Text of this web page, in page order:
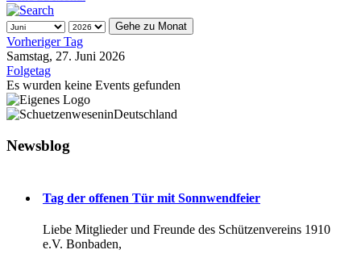
Gehe zu Monat
Vorheriger Tag
Samstag, 27. Juni 2026
Folgetag
Es wurden keine Events gefunden
Newsblog
Tag der offenen Tür mit Sonnwendfeier
Liebe Mitglieder und Freunde des Schützenvereins 1910
e.V. Bonbaden,